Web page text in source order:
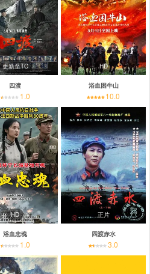
更新至TC
四渡
1.0
HD
浴血困牛山
10.0
HD
浴血忠魂
1.0
正片
四渡赤水
3.0